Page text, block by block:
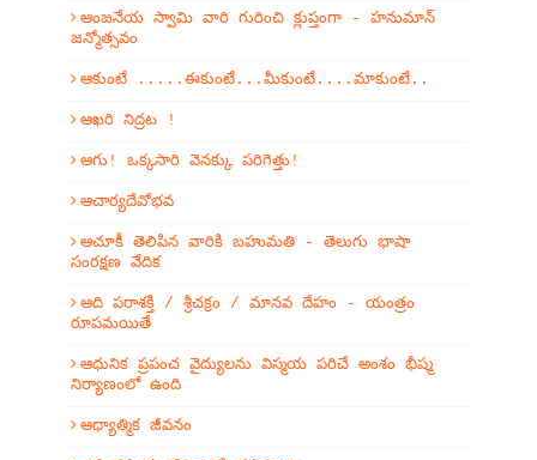
ఆంజనేయ స్వామి వారి గురించి క్లుప్తంగా - హనుమాన్
జన్మోత్సవం
ఆకుంటే .....ఈకుంటే...మీకుంటే....మాకుంటే..
ఆఖరి నిద్రట !
ఆగు! ఒక్కసారి వెనక్కు పరిగెత్తు!
ఆచార్యదేవోభవ
ఆచూకీ తెలిపిన వారికి బహుమతి - తెలుగు భాషా
సంరక్షణ వేదిక
ఆది పరాశక్తి / శ్రీచక్రం / మానవ దేహం - యంత్రం
రూపమయితే
ఆధునిక ప్రపంచ వైద్యులను విస్మయ పరిచే అంశం భీష్మ
నిర్యాణంలో ఉంది
ఆధ్యాత్మిక జీవనం